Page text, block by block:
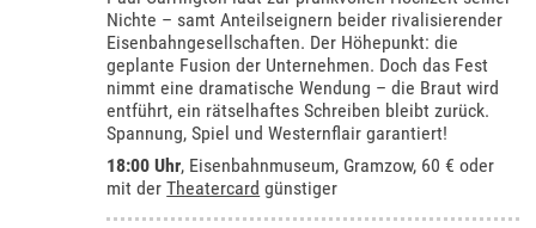
Nichte – samt Anteilseignern beider rivalisierender
Eisenbahngesellschaften. Der Höhepunkt: die
geplante Fusion der Unternehmen. Doch das Fest
nimmt eine dramatische Wendung – die Braut wird
entführt, ein rätselhaftes Schreiben bleibt zurück.
Spannung, Spiel und Westernflair garantiert!
18:00 Uhr, Eisenbahnmuseum, Gramzow, 60 € oder
mit derTheatercard günstiger